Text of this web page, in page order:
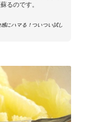
るのです。
にハマる！ついつい試し